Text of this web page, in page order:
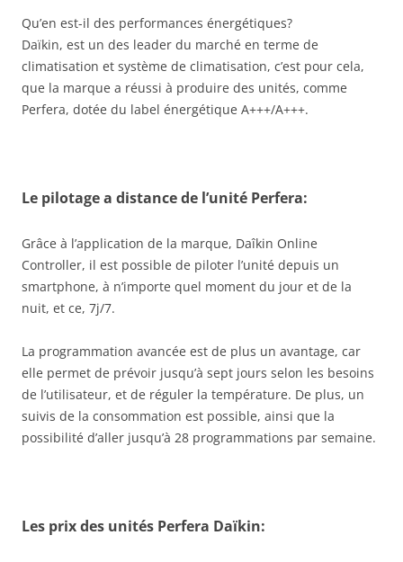
Qu’en est-il des performances énergétiques?
Daïkin, est un des leader du marché en terme de
climatisation et système de climatisation, c’est pour cela,
que la marque a réussi à produire des unités, comme
Perfera, dotée du label énergétique A+++/A+++.
Le pilotage a distance de l’unité Perfera:
Grâce à l’application de la marque, Daîkin Online
Controller, il est possible de piloter l’unité depuis un
smartphone, à n’importe quel moment du jour et de la
nuit, et ce, 7j/7.
La programmation avancée est de plus un avantage, car
elle permet de prévoir jusqu’à sept jours selon les besoins
de l’utilisateur, et de réguler la température. De plus, un
suivis de la consommation est possible, ainsi que la
possibilité d’aller jusqu’à 28 programmations par semaine.
Les prix des unités Perfera Daïkin: